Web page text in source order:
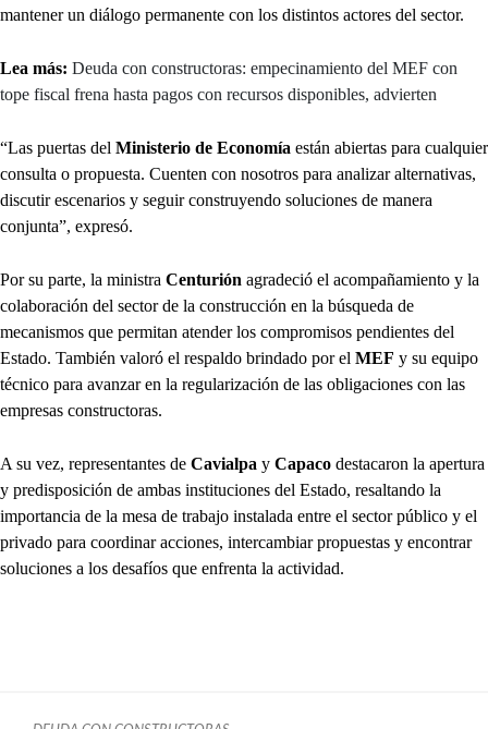
mantener un diálogo permanente con los distintos actores del sector.
Lea más: Deuda con constructoras: empecinamiento del MEF con
tope fiscal frena hasta pagos con recursos disponibles, advierten
“Las puertas del Ministerio de Economía están abiertas para cualquier
consulta o propuesta. Cuenten con nosotros para analizar alternativas,
discutir escenarios y seguir construyendo soluciones de manera
conjunta”, expresó.
Por su parte, la ministra Centurión agradeció el acompañamiento y la
colaboración del sector de la construcción en la búsqueda de
mecanismos que permitan atender los compromisos pendientes del
Estado. También valoró el respaldo brindado por el MEF y su equipo
técnico para avanzar en la regularización de las obligaciones con las
empresas constructoras.
A su vez, representantes de Cavialpa y Capaco destacaron la apertura
y predisposición de ambas instituciones del Estado, resaltando la
importancia de la mesa de trabajo instalada entre el sector público y el
privado para coordinar acciones, intercambiar propuestas y encontrar
soluciones a los desafíos que enfrenta la actividad.